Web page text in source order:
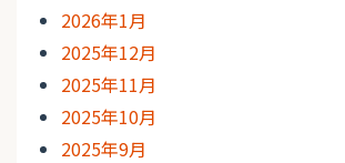
2026年1月
2025年12月
2025年11月
2025年10月
2025年9月